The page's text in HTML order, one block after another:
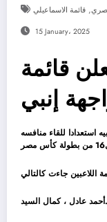
,قائمة الاسماعيلي
15 January، 2025
قائمة
إنبي
استعدادا للقاء منافسه